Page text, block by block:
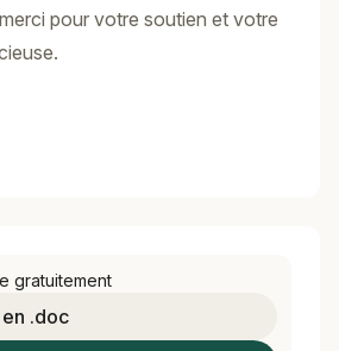
pour votre soutien et votre
gratuitement
.doc